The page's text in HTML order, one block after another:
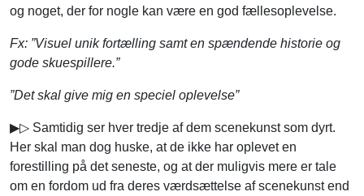
og noget, der for nogle kan være en god fællesoplevelse.
Fx: ”Visuel unik fortælling samt en spændende historie og
gode skuespillere.”
”Det skal give mig en speciel oplevelse”
▶▷ Samtidig ser hver tredje af dem scenekunst som dyrt.
Her skal man dog huske, at de ikke har oplevet en
forestilling på det seneste, og at der muligvis mere er tale
om en fordom ud fra deres værdsættelse af scenekunst end